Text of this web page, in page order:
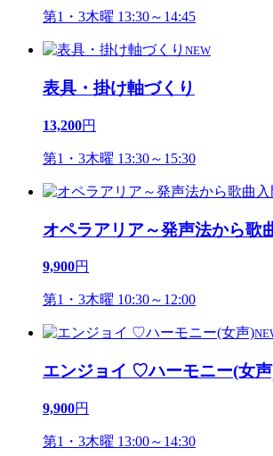
第1・3木曜 13:30～14:45
NEW
表具・掛け軸づくり
13,200円
第1・3木曜 13:30～15:30
オペラアリア～発声法から歌
9,900円
第1・3木曜 10:30～12:00
エンジョイ ♡ハーモニー(女
9,900円
第1・3木曜 13:00～14:30